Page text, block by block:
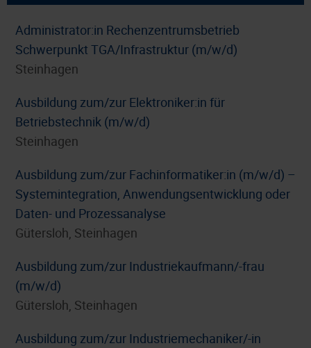
Administrator:in Rechenzentrumsbetrieb
Schwerpunkt TGA/Infrastruktur (m/w/d)
Steinhagen
Ausbildung zum/zur Elektroniker:in für
Betriebstechnik (m/w/d)
Steinhagen
Ausbildung zum/zur Fachinformatiker:in (m/w/d) –
Systemintegration, Anwendungsentwicklung oder
Daten- und Prozessanalyse
Gütersloh, Steinhagen
Ausbildung zum/zur Industriekaufmann/-frau
(m/w/d)
Gütersloh, Steinhagen
Ausbildung zum/zur Industriemechaniker/-in